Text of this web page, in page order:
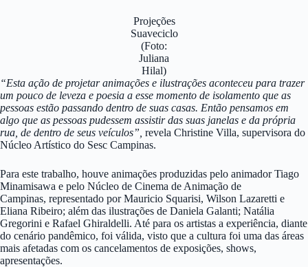
Projeções
Suaveciclo
(Foto:
Juliana
Hilal)
“Esta ação de projetar animações e ilustrações aconteceu para trazer
um pouco de leveza e poesia a esse momento de isolamento que as
pessoas estão passando dentro de suas casas. Então pensamos em
algo que as pessoas pudessem assistir das suas janelas e da própria
rua, de dentro de seus veículos”, revela Christine Villa, supervisora do
Núcleo Artístico do Sesc Campinas.
Para este trabalho, houve animações produzidas pelo animador Tiago
Minamisawa e pelo Núcleo de Cinema de Animação de
Campinas, representado por Mauricio Squarisi, Wilson Lazaretti e
Eliana Ribeiro; além das ilustrações de Daniela Galanti; Natália
Gregorini e Rafael Ghiraldelli. Até para os artistas a experiência, diante
do cenário pandêmico, foi válida, visto que a cultura foi uma das áreas
mais afetadas com os cancelamentos de exposições, shows,
apresentações.